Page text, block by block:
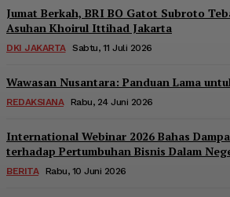
Jumat Berkah, BRI BO Gatot Subroto
Asuhan Khoirul Ittihad Jakarta
DKI JAKARTA Sabtu, 11 Juli 2026
Wawasan Nusantara: Panduan Lama
REDAKSIANA Rabu, 24 Juni 2026
International Webinar 2026 Bahas
terhadap Pertumbuhan Bisnis Dalam
BERITA Rabu, 10 Juni 2026